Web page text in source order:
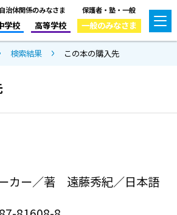
治体関係のみなさま
学校 高等学校
保護者・塾・一般
一般のみなさま
検索結果 この本の購入先
カー／著 遠藤秀紀／日本語